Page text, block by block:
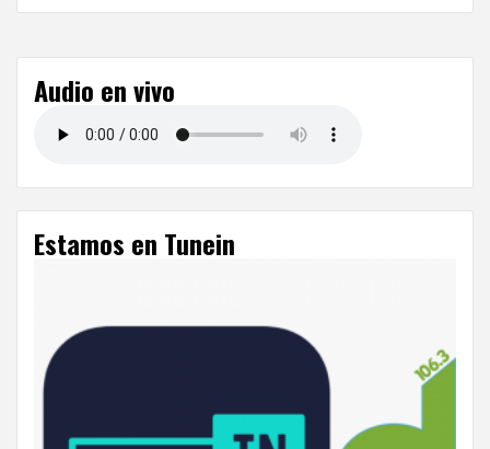
Audio en vivo
Estamos en Tunein